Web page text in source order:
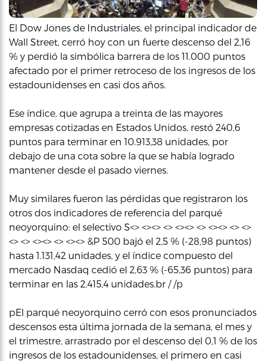
El Dow Jones de Industriales, el principal indicador de
Wall Street, cerró hoy con un fuerte descenso del 2,16
% y perdió la simbólica barrera de los 11.000 puntos
afectado por el primer retroceso de los ingresos de los
estadounidenses en casi dos años.
Ese índice, que agrupa a treinta de las mayores
empresas cotizadas en Estados Unidos, restó 240,6
puntos para terminar en 10.913,38 unidades, por
debajo de una cota sobre la que se había logrado
mantener desde el pasado viernes.
Muy similares fueron las pérdidas que registraron los
otros dos indicadores de referencia del parqué
neoyorquino: el selectivo S<> <><> <> <><> <> <><> <> <>
<> <> <><> <> <><> &P 500 bajó el 2,5 % (-28,98 puntos)
hasta 1.131,42 unidades, y el índice compuesto del
mercado Nasdaq cedió el 2,63 % (-65,36 puntos) para
terminar en las 2.415,4 unidades.br / /p
pEl parqué neoyorquino cerró con esos pronunciados
descensos esta última jornada de la semana, el mes y
el trimestre, arrastrado por el descenso del 0,1 % de los
ingresos de los estadounidenses, el primero en casi